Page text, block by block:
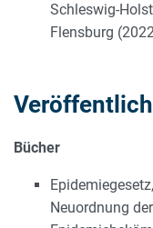
Schleswig-
Flensburg
Bücher
Neuordnung